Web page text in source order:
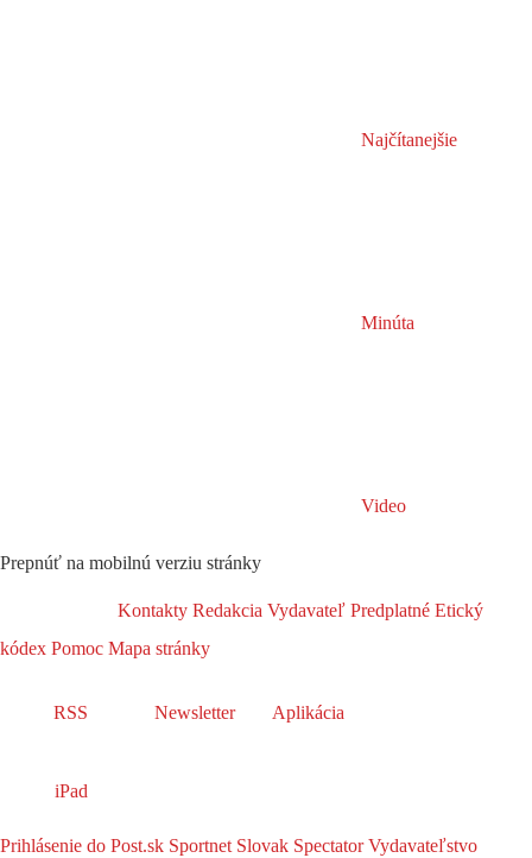
Najčítanejšie
Minúta
Video
Prepnúť na mobilnú verziu stránky
Kontakty Redakcia Vydavateľ Predplatné Etický
kódex Pomoc Mapa stránky
RSS Newsletter Aplikácia
iPad
Prihlásenie do Post.sk Sportnet Slovak SpectatorVydavateľstvo